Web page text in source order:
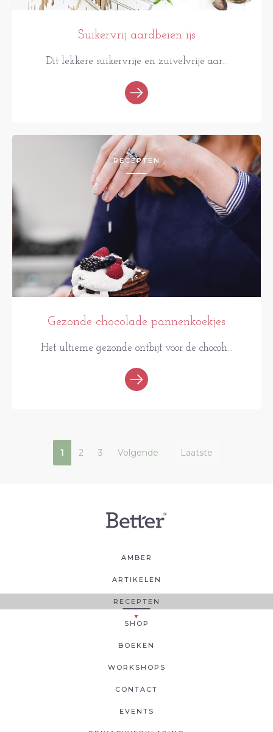
Suikervrij aardbeien ijs
Dit lekkere suikervrije en zuivelvrije aar...
RECEPTEN
Gezonde chocolade pannenkoekjes
Het ultieme gezonde ontbijt voor de chocoh...
1 2 3 Volgende Laatste
AMBER
ARTIKELEN
RECEPTEN
SHOP
BOEKEN
WORKSHOPS
CONTACT
EVENTS